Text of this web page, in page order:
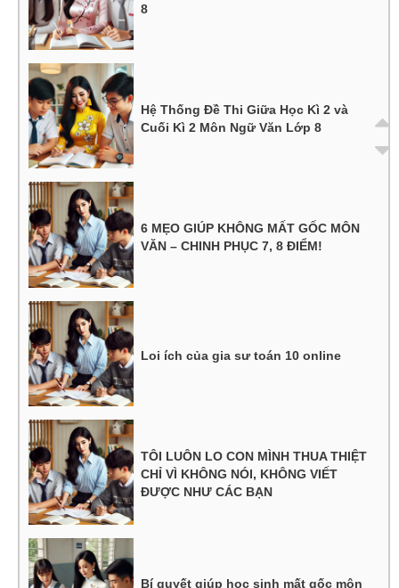
8
Hệ Thống Đề Thi Giữa Học Kì 2 và
Cuối Kì 2 Môn Ngữ Văn Lớp 8
6 MẸO GIÚP KHÔNG MẤT GỐC MÔN
VĂN – CHINH PHỤC 7, 8 ĐIỂM!
Loi ích của gia sư toán 10 online
TÔI LUÔN LO CON MÌNH THUA THIỆT
CHỈ VÌ KHÔNG NÓI, KHÔNG VIẾT
ĐƯỢC NHƯ CÁC BẠN
Bí quyết giúp học sinh mất gốc môn